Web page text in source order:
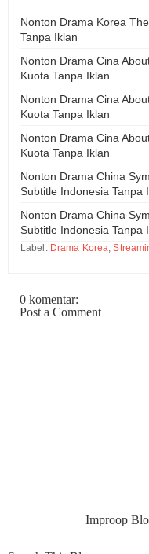
Nonton Drama Korea
Tanpa Iklan
Nonton Drama Cina
Kuota Tanpa Iklan
Nonton Drama Cina
Kuota Tanpa Iklan
Nonton Drama Cina
Kuota Tanpa Iklan
Nonton Drama China
Subtitle Indonesia Tanpa
Nonton Drama China
Subtitle Indonesia Tanpa
Label: Drama Korea,
0 komentar:
Post a Comment
Improop